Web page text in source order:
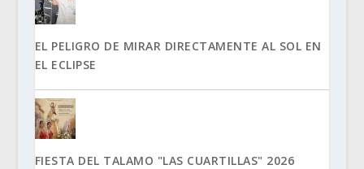
EL PELIGRO DE MIRAR DIRECTAMENTE AL SOL EN
EL ECLIPSE
FIESTA DEL TALAMO "LAS CUARTILLAS" 2026